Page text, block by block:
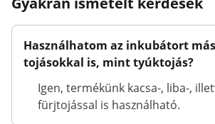
Használhatom az inkubátort
tojásokkal is, mint tyúktojás?
Igen, termékünk kacsa-, liba-,
fürjtojással is használható.